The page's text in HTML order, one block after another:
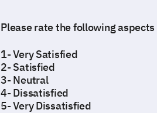
Please rate the following
1- Very Satisfied
2- Satisfied
3- Neutral
4- Dissatisfied
5- Very Dissatisfied